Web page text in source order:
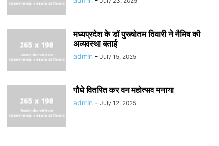
मध्यप्रदेश के डॉ पुरूषोतम तिवारी ने नैमिष की
अव्यवस्था बताई
admin - July 15, 2025
पौधे वितरित कर वन महोत्सव मनाया
admin - July 12, 2025